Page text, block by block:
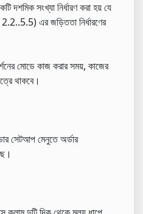
দশমিক সংখ্যা নির্ধারণ করা হয় যে
এর জড়িততা নির্ধারণের
মোডে কাজ করার সময়, কাজের
থাকবে।
সেটআপ মেনুতে অর্ডার